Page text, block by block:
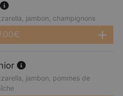
jambon, champignons
€
jambon, pommes de